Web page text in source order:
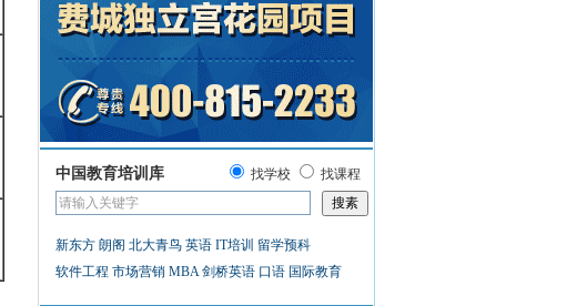
中国教育培训库 找学校 找课程
新东方 朗阁 北大青鸟 英语 IT培训 留学预科
软件工程 市场营销 MBA 剑桥英语 口语 国际教育